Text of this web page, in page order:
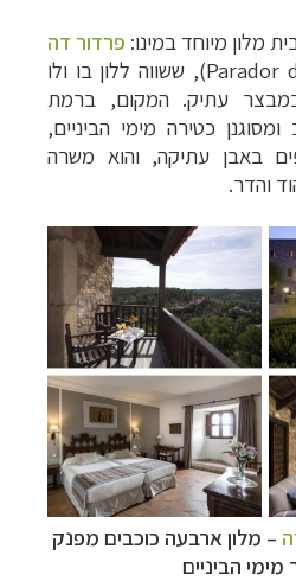
מלון מיוחד במינו: פרדור דה
Parador), ששווה ללון בו ולו
במבצר עתיק. המקום, ברמת
כטירה מימי הביניים,
באבן עתיקה, והוא משרה
והדר.
– מלון ארבעה כוכבים מפנק
הביניים